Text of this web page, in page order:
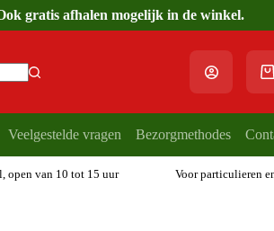
gratis afhalen mogelijk in de winkel.
Veelgestelde vragen Bezorgmethodes
open van 10 tot 15 uur Voor particulieren